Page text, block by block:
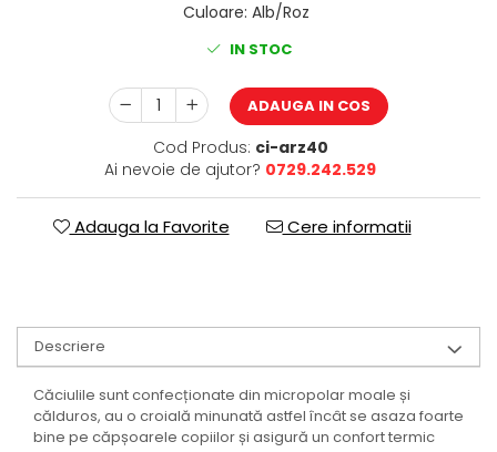
Culoare: Alb/Roz
IN STOC
ADAUGA IN COS
Cod Produs: ci-arz40
Ai nevoie de ajutor? 0729.242.529
Adauga la Favorite Cere informatii
Descriere
Căciulile sunt confecționate din micropolar moale și
călduros, au o croială minunată astfel încât se asaza foarte
bine pe căpșoarele copiilor și asigură un confort termic